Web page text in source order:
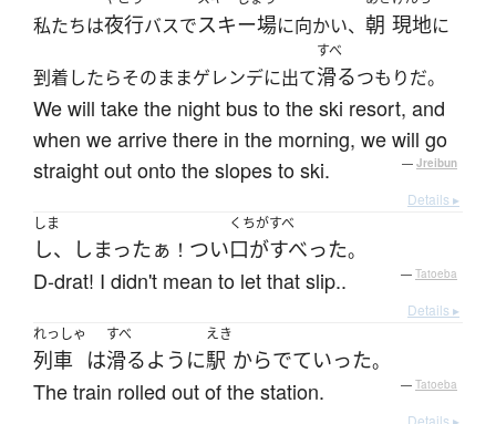
私たちは夜行バスでスキー場に向かい、 朝 現地に
到着したらそのままゲレンデに出て
すべ
滑るつもりだ。
We will take the night bus to the ski resort, and
when we arrive there in the morning, we will go
straight out onto the slopes to ski.
— Jreibun
Details ▸
しま
し、しまったぁ ！ つい
くちがすべ
口がすべった。
D-drat! I didn't mean to let that slip.. — Tatoeba
Details ▸
れっしゃ
列車 は
すべ
滑るように
えき
駅 からでていった。
The train rolled out of the station. — Tatoeba
Details ▸